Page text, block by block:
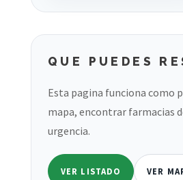
QUE PUEDES
Esta pagina funciona como
mapa, encontrar farmacias
urgencia.
VER LISTADO VER